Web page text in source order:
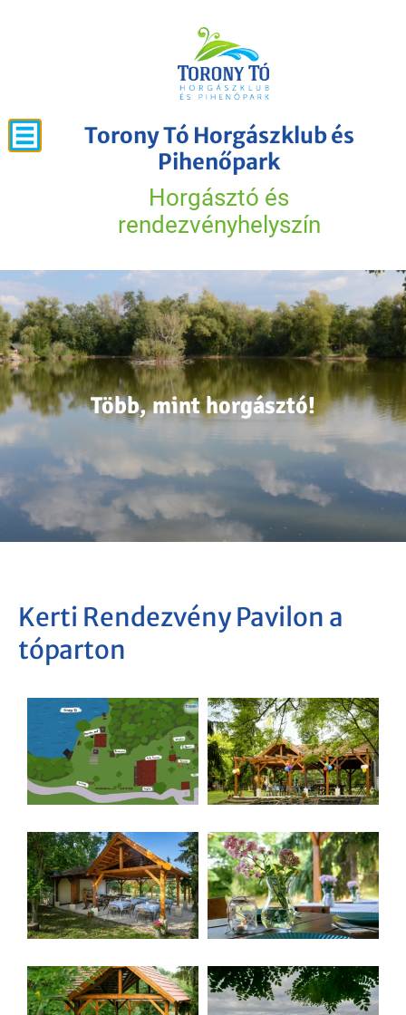
Torony Tó Horgászklub és
Pihenőpark
Horgásztó és
rendezvényhelyszín
Élmény és kikapcsolódás!
Több, mint horgásztó!
Élmény és kikapcsolódás!
Kerti Rendezvény Pavilon a
tóparton